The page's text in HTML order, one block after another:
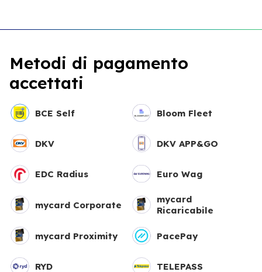
Metodi di pagamento
accettati
BCE Self Bloom Fleet
DKV DKV APP&GO
EDC Radius Euro Wag
mycard Corporate
mycard
Ricaricabile
mycard Proximity PacePay
RYD TELEPASS